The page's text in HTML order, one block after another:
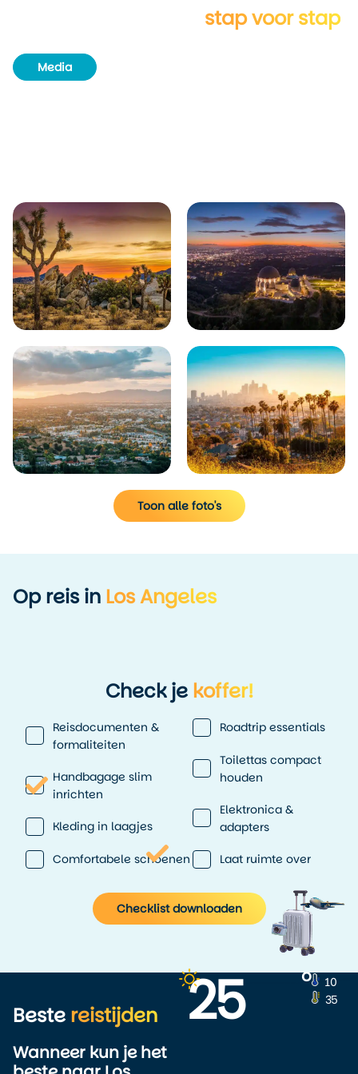
stap voor stap
Media
Toon alle foto's
Op reis in Los Angeles
Check jekoffer!
Reisdocumenten &
formaliteiten
Handbagage slim
inrichten
Kleding in laagjes
Comfortabele schoenen
Roadtrip essentials
Toilettas compact
houden
Elektronica &
adapters
Laat ruimte over
Checklist downloaden
Bestereistijden
Wanneer kun je het
25 o
10
35